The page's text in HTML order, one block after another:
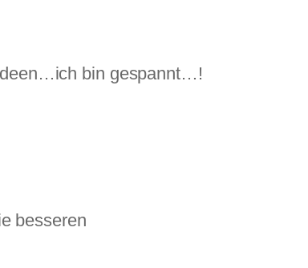
bin gespannt…!
besseren